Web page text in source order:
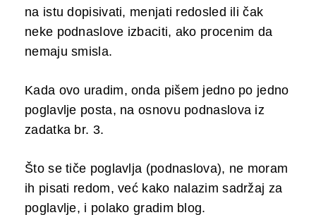
na istu dopisivati, menjati redosled ili čak
neke podnaslove izbaciti, ako procenim da
nemaju smisla.
Kada ovo uradim, onda pišem jedno po jedno
poglavlje posta, na osnovu podnaslova iz
zadatka br. 3.
Što se tiče poglavlja (podnaslova), ne moram
ih pisati redom, već kako nalazim sadržaj za
poglavlje, i polako gradim blog.